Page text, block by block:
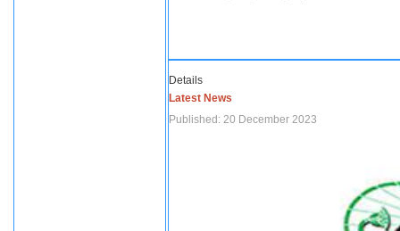
Details
Latest News
Published: 20 December 2023